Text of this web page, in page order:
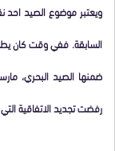
ويعتبر موضوع الصيد احد
السابقة. ففي وقت كان
ضمنها الصيد البحري،
رفضت تجديد الاتفاقية التي